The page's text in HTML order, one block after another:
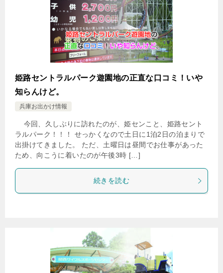
姫路セントラルパーク遊園地の正直な口コミ！いや
知らんけど。
兵庫お出かけ情報
今回、久しぶりに訪れたのが、姫センこと、姫路セント
ラルパーク！！！ せっかくなので土日に1泊2日の泊まりで
出掛けてきました。 ただ、土曜日は昼間でお仕事があった
ため、向こうに着いたのが午後3時 […]
続きを読む